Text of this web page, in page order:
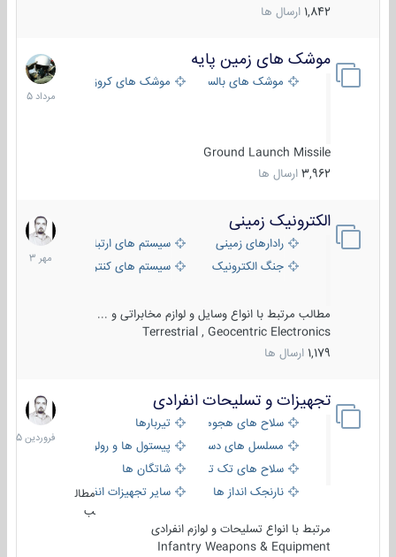
1,842 ارسال ها
موشک های زمین پایه
موشک های بالستیک موشک های کروز
Ground Launch Missile
3,962 ارسال ها
2
مرداد
1405
الکترونیک زمینی
رادارهای زمینی
سیستم های ارتباطی و جمع آوری
جنگ الکترونیک
سیستم های کنترل آتش و تجهیزات
مطالب مرتبط با انواع وسایل و لوازم مخابراتی و ...
Terrestrial , Geocentric Electronics
1,179 ارسال ها
1
مهر
1403
تجهیزات و تسلیحات انفرادی
سلاح های هجومی
تیربارها
مسلسل های دستی
پیستول ها و رولورها
سلاح های تک تیر اندازیشاتگان ها
نارنجک انداز ها
سایر تجهیزات انفرادی
مطال
ب
مرتبط با انواع تسلیحات و لوازم انفرادی
Infantry Weapons & Equipment
17
فروردین
1405